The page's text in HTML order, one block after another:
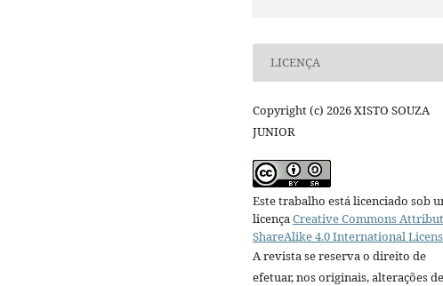
LICENÇA
Copyright (c) 2026 XISTO SOUZA
JUNIOR
Este trabalho está licenciado sob
licençaCreative Commons
ShareAlike 4.0 International
A revista se reserva o direito de
efetuar, nos originais, alterações de